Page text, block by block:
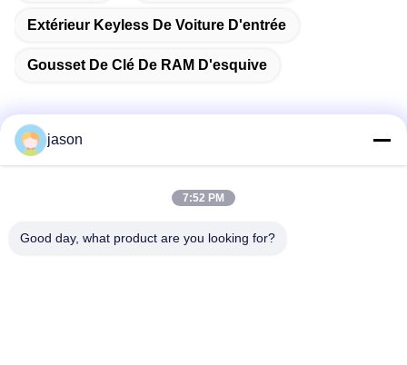
Extérieur Keyless De Voiture D'entrée
Gousset De Clé De RAM D'esquive
7089 secteur 201101 Changhaï Chine de Zhongchun Rd
jason
7:52 PM
Good day, what product are you looking for?